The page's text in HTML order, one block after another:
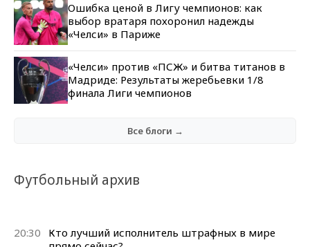
Ошибка ценой в Лигу чемпионов: как
выбор вратаря похоронил надежды
«Челси» в Париже
«Челси» против «ПСЖ» и битва титанов в
Мадриде: Результаты жеребьевки 1/8
финала Лиги чемпионов
Все блоги →
Футбольный архив
20:30
Кто лучший исполнитель штрафных в мире